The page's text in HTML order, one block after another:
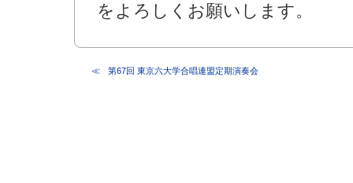
をよろしくお願いします。
第67回 東京六大学合唱連盟定期演奏会